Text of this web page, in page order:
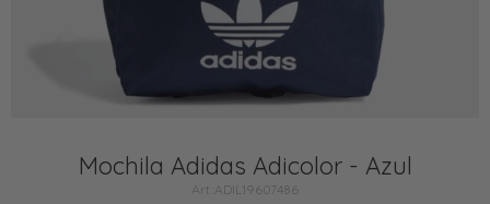
Mochila Adidas Adicolor - Azul
ADIL19607486